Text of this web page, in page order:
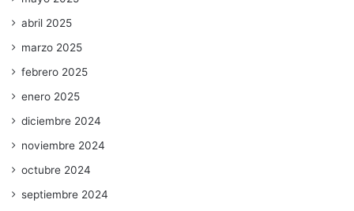
abril 2025
marzo 2025
febrero 2025
enero 2025
diciembre 2024
noviembre 2024
octubre 2024
septiembre 2024